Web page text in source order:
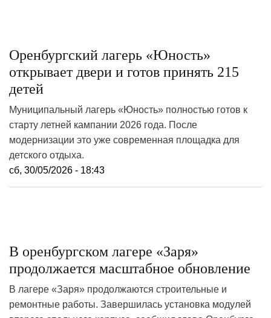
Оренбургский лагерь «Юность»
открывает двери и готов принять 215
детей
Муниципальный лагерь «Юность» полностью готов к
старту летней кампании 2026 года. После
модернизации это уже современная площадка для
детского отдыха.
сб, 30/05/2026 - 18:43
В оренбургском лагере «Заря»
продолжается масштабное обновление
В лагере «Заря» продолжаются строительные и
ремонтные работы. Завершилась установка модулей